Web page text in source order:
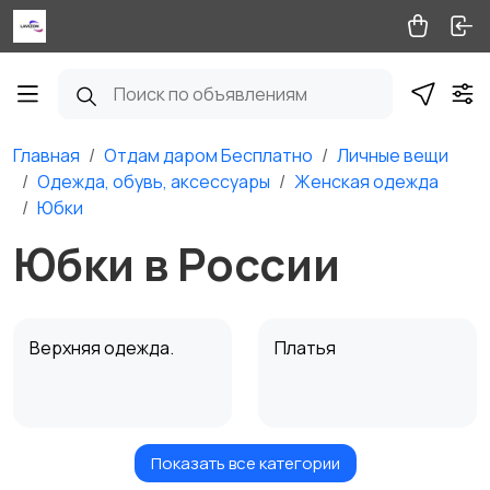
Главная Отдам даром Бесплатно
Личные вещи
Одежда, обувь, аксессуары
Женская одежда
Юбки
Юбки в России
Верхняя одежда. Платья
Джинсы
Показать все категории